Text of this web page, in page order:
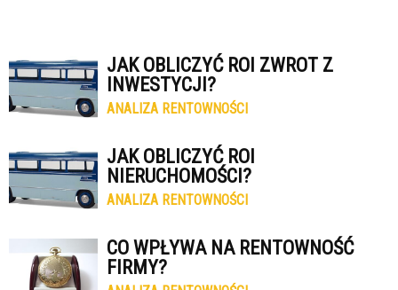
JAK OBLICZYĆ ROI ZWROT Z
INWESTYCJI?
ANALIZA RENTOWNOŚCI
JAK OBLICZYĆ ROI
NIERUCHOMOŚCI?
ANALIZA RENTOWNOŚCI
CO WPŁYWA NA RENTOWNOŚĆ
FIRMY?